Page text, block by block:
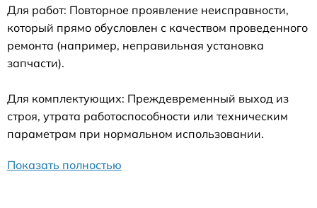
Для работ: Повторное проявление неисправности,
который прямо обусловлен с качеством проведенного
ремонта (например, неправильная установка
запчасти).
Для комплектующих: Преждевременный выход из
строя, утрата работоспособности или техническим
параметрам при нормальном использовании.
Показать полностью